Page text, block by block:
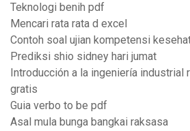
Teknologi benih pdf
Mencari rata rata d excel
Contoh soal ujian kompetensi
Prediksi shio sidney hari jumat
Introducción a la ingeniería industrial
gratis
Guia verbo to be pdf
Asal mula bunga bangkai raksasa